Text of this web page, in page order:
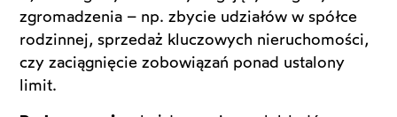
zgromadzenia – np. zbycie udziałów w spółce
rodzinnej, sprzedaż kluczowych nieruchomości,
czy zaciągnięcie zobowiązań ponad ustalony
limit.